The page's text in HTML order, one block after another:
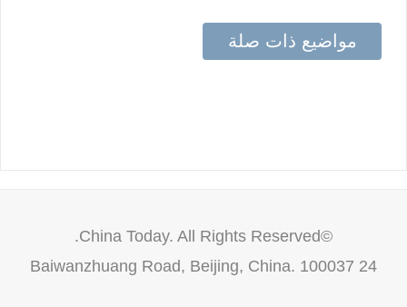
مواضيع ذات صلة
©China Today. All Rights Reserved.
24 Baiwanzhuang Road, Beijing, China. 100037